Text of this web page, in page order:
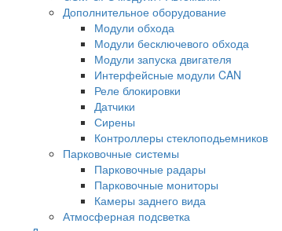
Дополнительное оборудование
Модули обхода
Модули бесключевого обхода
Модули запуска двигателя
Интерфейсные модули CAN
Реле блокировки
Датчики
Сирены
Контроллеры стеклоподьемников
Парковочные системы
Парковочные радары
Парковочные мониторы
Камеры заднего вида
Атмосферная подсветка